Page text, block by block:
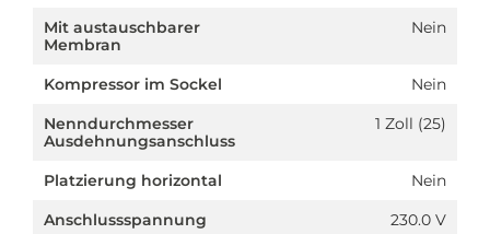
Mit austauschbarer
Membran
Nein
Kompressor im Sockel
Nein
Nenndurchmesser
Ausdehnungsanschluss
1 Zoll (25)
Platzierung horizontal
Nein
Anschlussspannung
230.0 V